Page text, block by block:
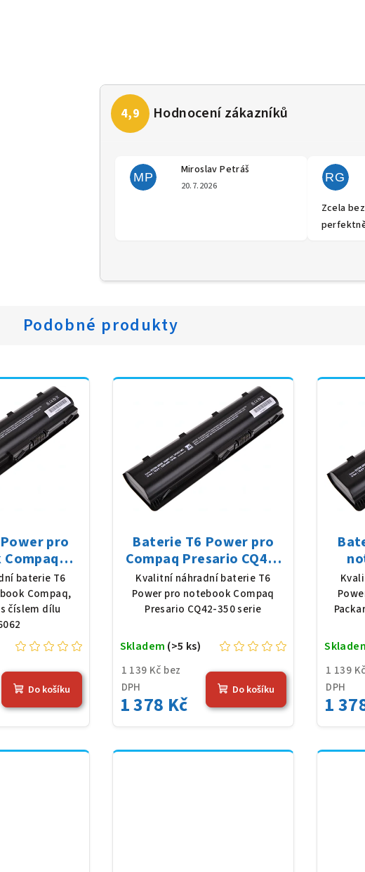
MP
Miroslav Petráš
Hodnocení obchodu je 5 z 5
20.7.2026
RG
Zcela
Podobné produkty
pro
10,8 V,
Wh), černá
baterie T6
Compaq,
číslem dílu
Do košíku
Baterie T6 Power pro
Compaq Presario CQ42-
350 serie, Li-Ion, 10,8 V,
5200 mAh (56 Wh), černá
Kvalitní náhradní baterie T6
Power pro notebook Compaq
Presario CQ42-350 serie
1 139 Kč bez
DPH
1 378 Kč
Skladem (>5 ks)
Do košíku
Ion,
1 139
DPH
1